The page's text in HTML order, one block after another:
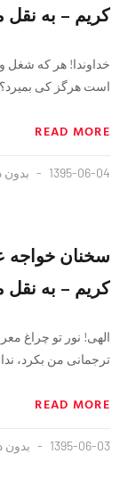
كريم – به
خداوندا! هر كه شغل
است هرگز كى بميرد؟
READ MORE
1395-06-04 بدون
سخنان خواجه
كريم – به
الهى! نور تو چراغ
ترجمانى من بكرد،
READ MORE
1395-06-03 بدون